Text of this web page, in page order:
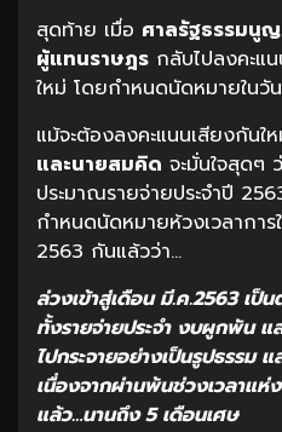
สุดท้าย เมื่อ ศาลรัฐธรรมนูญ
ผู้แทนราษฎร กลับไปลงคะแ
ใหม่ โดยกำหนดนัดหมายในวั
แม้จะต้องลงคะแนนเสียงกันใ
และนายสมคิด จะมั่นใจสุดๆ
ประมาณรายจ่ายประจำปี
กำหนดนัดหมายห้วงเวลาการ
2563 กันแล้วว่า…
ล่วงเข้าสู่เดือน มี.ค.2563 เป็
ทั้งรายจ่ายประจำ งบผูกพัน แ
ไปกระจายอย่างเป็นรูปธรรม
เนื่องจากผ่านพ้นช่วงเวลาแ
แล้ว…นานถึง 5 เดือนเศษ